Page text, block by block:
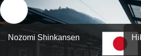
Nozomi Shinkansen